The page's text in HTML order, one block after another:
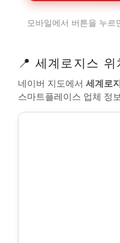
모바일에서 버튼을 누르
📍 세계로지스
네이버 지도에서 세계로
스마트플레이스 업체 정